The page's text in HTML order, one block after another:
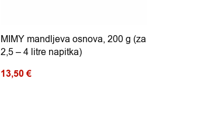
MIMY mandljeva osnova, 200 g (za
2,5 – 4 litre napitka)
13,50€